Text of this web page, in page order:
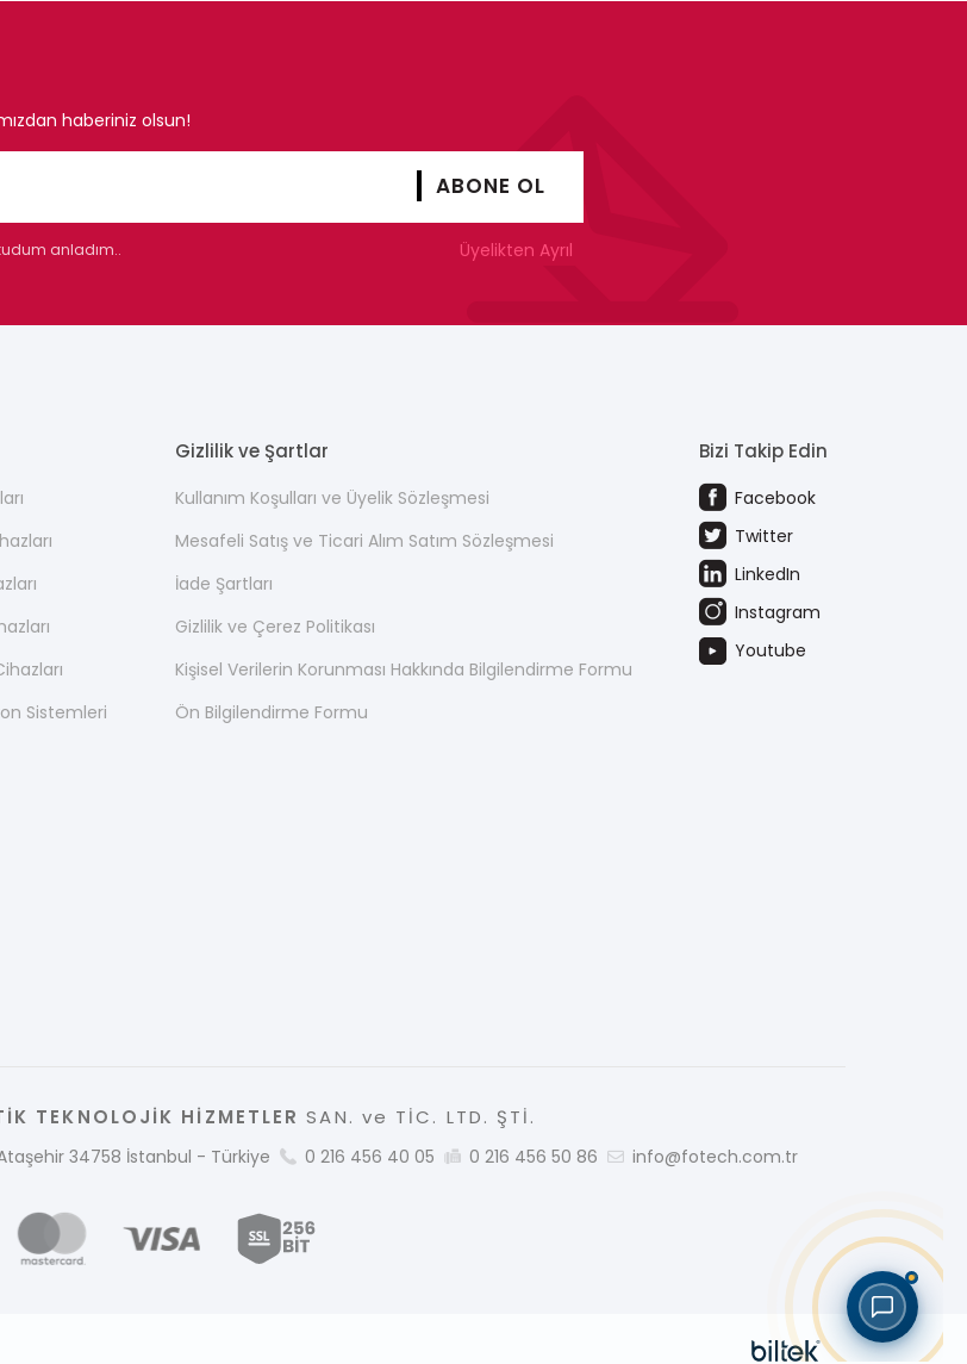
haberiniz olsun!
anladım.. Üyelikten Ayrıl
Sistemleri
Gizlilik ve Şartlar
Kullanım Koşulları ve Üyelik Sözleşmesi
Mesafeli Satış ve Ticari Alım Satım Sözleşmesi
İade Şartları
Gizlilik ve Çerez Politikası
Kişisel Verilerin Korunması Hakkında Bilgilendirme Formu
Ön Bilgilendirme Formu
Bizi Takip Edin
Facebook
Twitter
LinkedIn
Instagram
Youtube
TEKNOLOJİK HİZMETLER SAN. ve TİC. LTD. ŞTİ.
34758 İstanbul - Türkiye 0 216 456 40 05 0 216 456 50 86 info@fotech.com.tr